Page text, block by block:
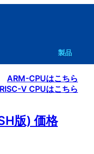
製品
PARTNER-Jet2
請求
ARM-CPUはこちら
RISC-V CPUはこちら
版) 価格